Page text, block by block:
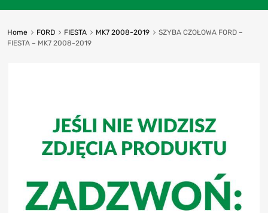
Home FORD FIESTA MK7 2008-2019
SZYBA CZOŁOWA FORD –
FIESTA – MK7 2008-2019